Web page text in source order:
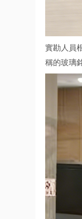
實勘人員
稱的玻璃